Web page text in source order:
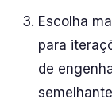
Escolha
para
de